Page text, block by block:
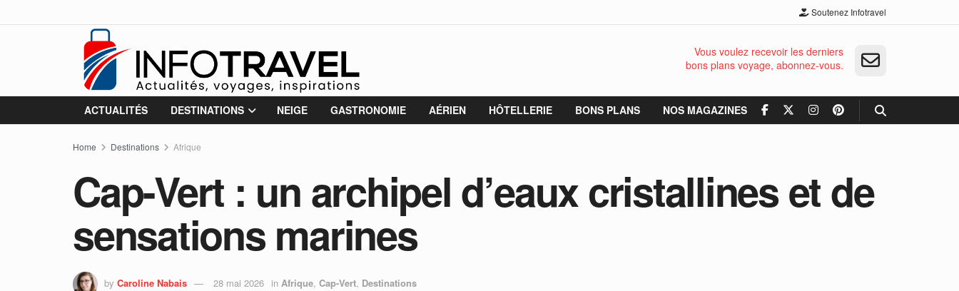
Soutenez Infotravel
Vous voulez recevoir les derniers
bons plans voyage, abonnez-vous.
ACTUALITÉS DESTINATIONS NEIGE GASTRONOMIE AÉRIEN HÔTELLERIE BONS PLANS NOS MAGAZINES
Home Destinations Afrique
Cap-Vert : un archipel d’eaux cristallines et de
sensations marines
by Caroline Nabais 28 mai 2026 in Afrique, Cap-Vert, Destinations